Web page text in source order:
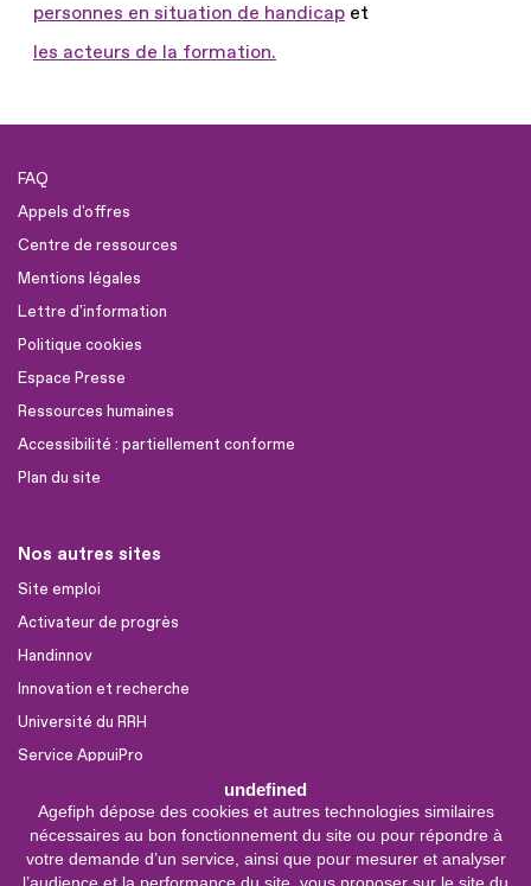
undefined
Agefiph dépose des cookies et autres technologies similaires
nécessaires au bon fonctionnement du site ou pour répondre à
votre demande d’un service, ainsi que pour mesurer et analyser
personnes en situation de handicap et
les acteurs de la formation.
FAQ
Appels d'offres
Centre de ressources
Mentions légales
Lettre d'information
Politique cookies
Espace Presse
Ressources humaines
Accessibilité : partiellement conforme
Plan du site
Nos autres sites
Site emploi
Activateur de progrès
Handinnov
Innovation et recherche
Université du RRH
Service AppuiPro
Nous suivre
Youtube